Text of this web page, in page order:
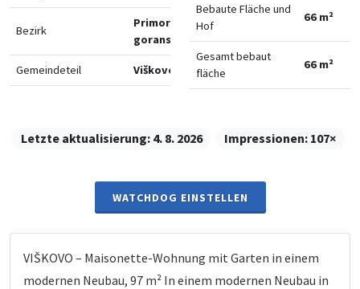
Bezirk
Primorsko-
goranska
Gemeindeteil Viškovo
Bebaute Fläche und
Hof
66 m²
Gesamt bebaut
fläche
66 m²
Letzte aktualisierung: 4. 8. 2026 Impressionen: 107×
WATCHDOG EINSTELLEN
VIŠKOVO – Maisonette-Wohnung mit Garten in einem
modernen Neubau, 97 m² In einem modernen Neubau in